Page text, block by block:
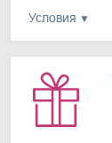
Условия